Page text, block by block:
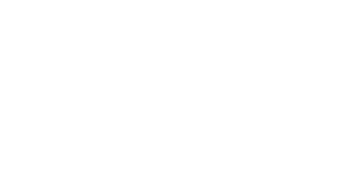
cm / 37 in, Forma del cuerpo: Rectángulo,